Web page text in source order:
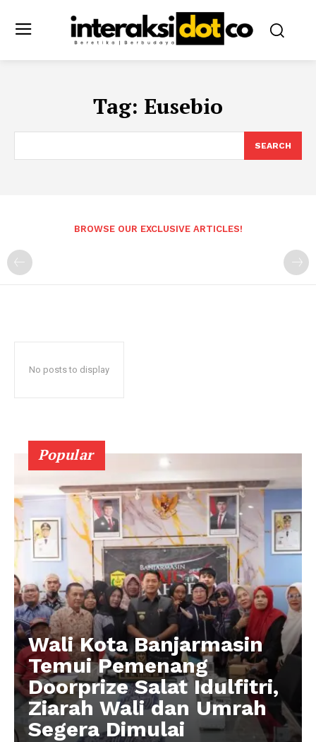
Tag: Eusebio
SEARCH
BROWSE OUR EXCLUSIVE ARTICLES!
No posts to display
Popular
Wali Kota Banjarmasin
Temui Pemenang
Doorprize Salat Idulfitri,
Ziarah Wali dan Umrah
Segera Dimulai